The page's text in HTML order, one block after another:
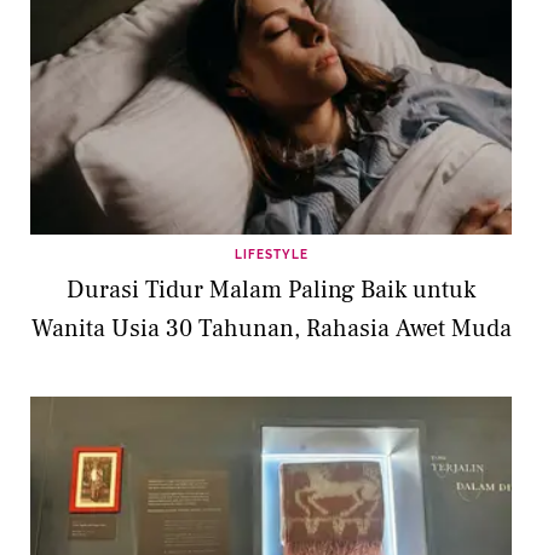
LIFESTYLE
Durasi Tidur Malam Paling Baik untuk
Wanita Usia 30 Tahunan, Rahasia Awet Muda